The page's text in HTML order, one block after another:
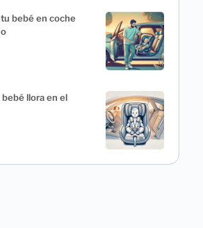
bebé en coche
llora en el